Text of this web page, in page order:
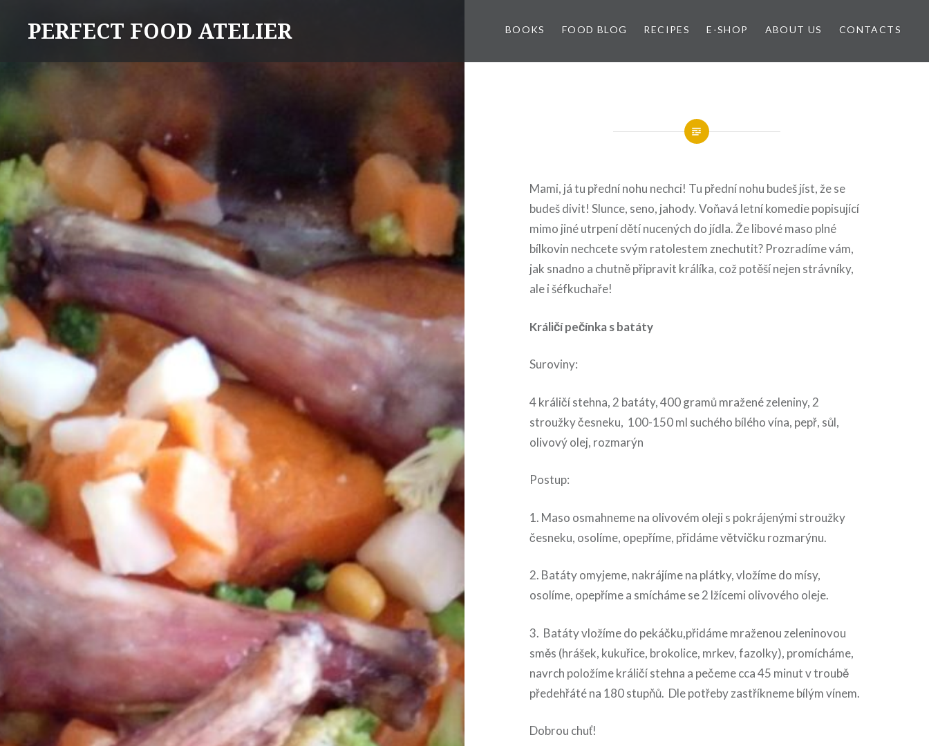
PERFECT FOOD ATELIER BOOKS FOOD BLOG RECIPES E-SHOP ABOUT US CONTACTS
Mami, já tu přední nohu nechci! Tu přední nohu budeš jíst, že se
budeš divit! Slunce, seno, jahody. Voňavá letní komedie popisující
mimo jiné utrpení dětí nucených do jídla. Že libové maso plné
bílkovin nechcete svým ratolestem znechutit? Prozradíme vám,
jak snadno a chutně připravit králíka, což potěší nejen strávníky,
ale i šéfkuchaře!
Králičí pečínka s batáty
Suroviny:
4 králičí stehna, 2 batáty, 400 gramů mražené zeleniny, 2
stroužky česneku, 100-150 ml suchého bílého vína, pepř, sůl,
olivový olej, rozmarýn
Postup:
1. Maso osmahneme na olivovém oleji s pokrájenými stroužky
česneku, osolíme, opepříme, přidáme větvičku rozmarýnu.
2. Batáty omyjeme, nakrájíme na plátky, vložíme do mísy,
osolíme, opepříme a smícháme se 2 lžícemi olivového oleje.
3. Batáty vložíme do pekáčku,přidáme mraženou zeleninovou
směs (hrášek, kukuřice, brokolice, mrkev, fazolky), promícháme,
navrch položíme králičí stehna a pečeme cca 45 minut v troubě
předehřáté na 180 stupňů. Dle potřeby zastříkneme bílým vínem.
Dobrou chuť!